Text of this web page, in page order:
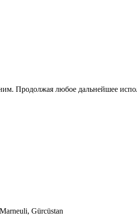
Продолжая любое дальнейшее
Gürcüstan